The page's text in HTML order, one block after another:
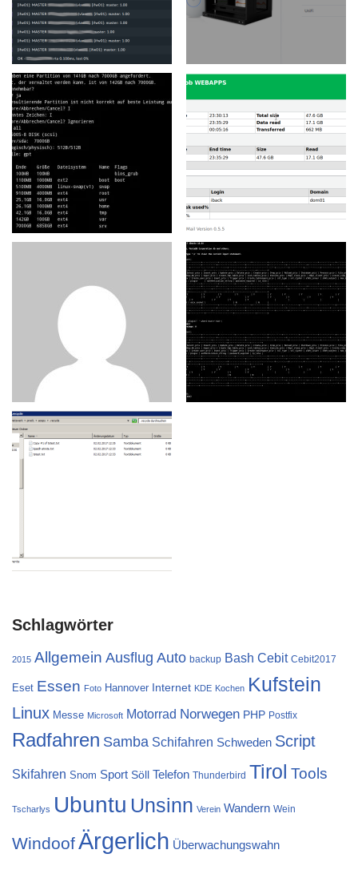
Schlagwörter
2015 Allgemein Ausflug Auto backup Bash Cebit Cebit2017
Eset Essen Foto Hannover Internet KDE Kochen Kufstein
Linux Messe Microsoft Motorrad Norwegen PHP Postfix
Radfahren Samba Schifahren Schweden Script
Skifahren Snom Sport Söll Telefon Thunderbird Tirol Tools
Tscharlys Ubuntu Unsinn Verein Wandern Wein
WindoofÄrgerlich Überwachungswahn